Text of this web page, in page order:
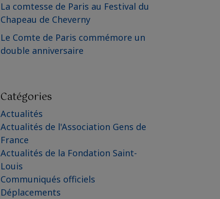
La comtesse de Paris au Festival du
Chapeau de Cheverny
Le Comte de Paris commémore un
double anniversaire
Catégories
Actualités
Actualités de l'Association Gens de
France
Actualités de la Fondation Saint-
Louis
Communiqués officiels
Déplacements